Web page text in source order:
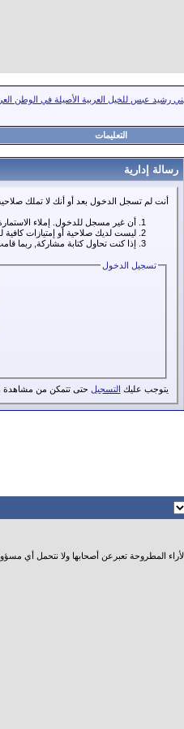
رشيد عبس للخيل العربية الأصيلة في الوطن
التعليمات
رسالة إدارية
أنت لم تسجل الدخول بعد أو أنك لا تملك
أن غير مسجل للدخول. إملاء
ليست لديك صلاحية أو إمتيازات
إذا كنت تحاول كتابة مشاركة, ربما
تسجيل الدخول
يتوجب عليك التسجيل حتى تتمكن من مشاهدة
المطروحة تعبرعن أصحابها ولا نتحمل أي